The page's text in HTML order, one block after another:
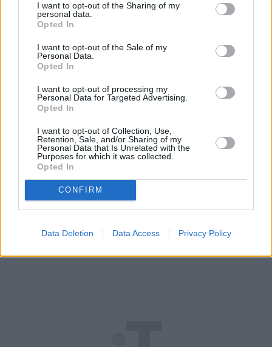
I want to opt-out of the Sharing of my
personal data.
Opted In
I want to opt-out of the Sale of my
Personal Data.
Opted In
I want to opt-out of processing my
Personal Data for Targeted Advertising.
Opted In
I want to opt-out of Collection, Use,
Retention, Sale, and/or Sharing of my
Personal Data that Is Unrelated with the
Purposes for which it was collected.
Opted In
CONFIRM
Data Deletion Data Access Privacy Policy
się smartfony chowane w naszych kieszeniach.
Rzecz w tym, że nie tylko ich parametry stają się
coraz lepsze, a funkcje bardziej inteligentne.
Również ich kształt ulega metamorfozie, aby były
lżejsze, smuklejsze i elastyczniejsze w codziennej,
często wielozadaniowej obsłudze. Takim
lifestylowym podejściem wykazują się trzy nowe
urządzenia z rodziny Samsung Galaxy Z.
Czytaj całość